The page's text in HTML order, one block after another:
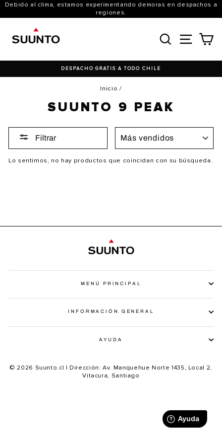
Debido al clima, estamos experimentando demoras en despachos a
regiones.
BUSCAR
DESPACHO GRATIS A TODO CHILE
Inicio /
SUUNTO 9 PEAK
Filtrar
Lo sentimos, no hay productos que coincidan con su búsqueda.
MENÚ PRINCIPAL
INFORMACIÓN GENERAL
AYUDA
© 2026 Suunto.cl | Dirección: Av. Manquehue Norte 1435, Local 2,
Vitacura, Santiago